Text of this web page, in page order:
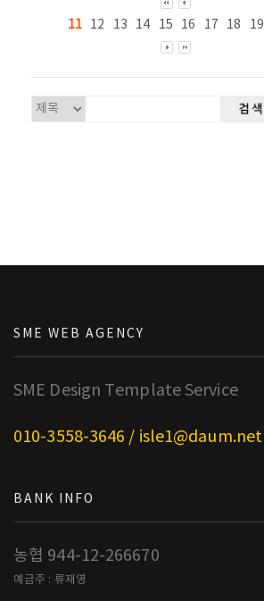
11 12 13 14 15 16 17 18 19
SME WEB AGENCY
SME Design Template Service
010-3558-3646 / isle1@daum.net
BANK INFO
농협 944-12-266670
예금주 : 류재영